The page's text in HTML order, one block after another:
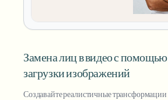
Замена лиц в видео с
загрузки изображений
Создавайте реалистичные трансформации